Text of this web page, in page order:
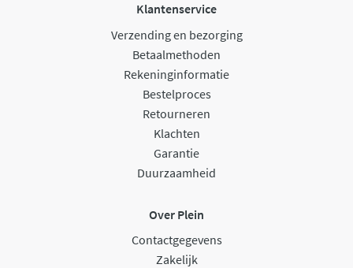
Klantenservice
Verzending en bezorging
Betaalmethoden
Rekeninginformatie
Bestelproces
Retourneren
Klachten
Garantie
Duurzaamheid
Over Plein
Contactgegevens
Zakelijk